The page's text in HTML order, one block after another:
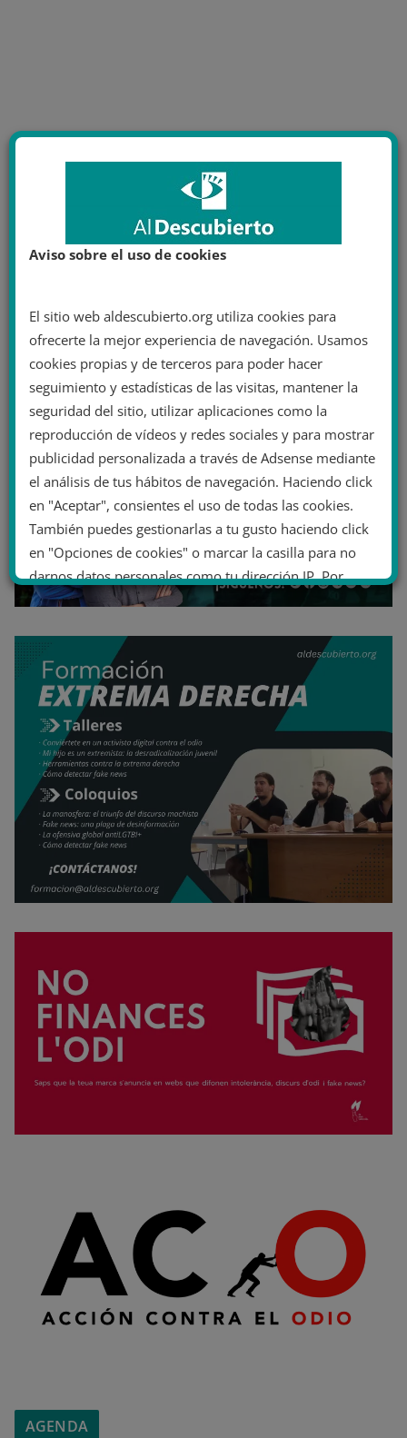
AGENDA
Aviso sobre el uso de cookies
El sitio web aldescubierto.org utiliza cookies para
ofrecerte la mejor experiencia de navegación. Usamos
cookies propias y de terceros para poder hacer
seguimiento y estadísticas de las visitas, mantener la
seguridad del sitio, utilizar aplicaciones como la
reproducción de vídeos y redes sociales y para mostrar
publicidad personalizada a través de Adsense mediante
el análisis de tus hábitos de navegación. Haciendo click
en "Aceptar", consientes el uso de todas las cookies.
También puedes gestionarlas a tu gusto haciendo click
en "Opciones de cookies" o marcar la casilla para no
darnos datos personales como tu dirección IP. Por
último, puedes leer nuestra Política de cookies.
No dar mi información personal
Opciones de cookies Aceptar cookies
Rechazar cookies Política de cookies